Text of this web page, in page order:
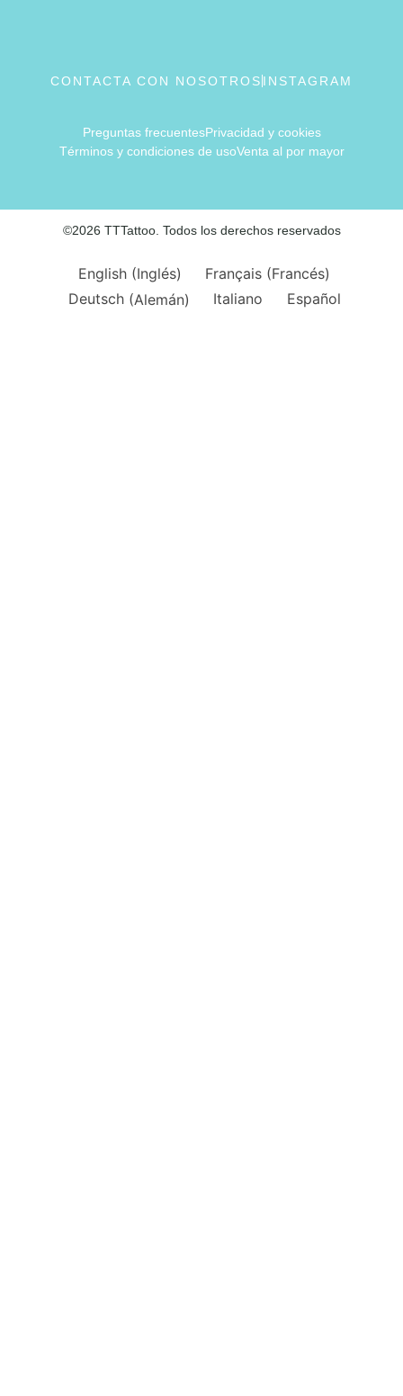
CONTACTA CON NOSOTROS INSTAGRAM
Preguntas frecuentesPrivacidad y cookies
Términos y condiciones de usoVenta al por mayor
©2026 TTTattoo. Todos los derechos reservados
English (Inglés) Français (Francés)
Deutsch(Alemán) Italiano Español